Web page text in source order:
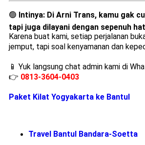
🟢 Intinya: Di Arni Trans, kamu gak
tapi juga dilayani dengan sepenuh
Karena buat kami, setiap perjalanan
jemput, tapi soal kenyamanan dan
📱 Yuk langsung chat admin kami di
👉 0813-3604-0403
Paket Kilat Yogyakarta ke Bantul
Travel Bantul Bandara-Soetta